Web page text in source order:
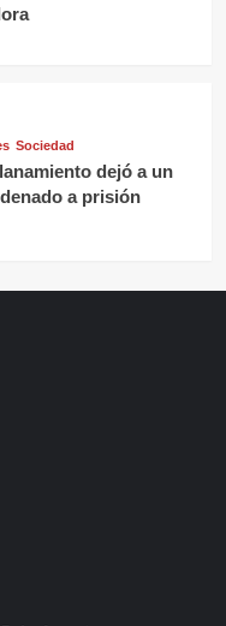
Sociedad
dejó a un
a prisión